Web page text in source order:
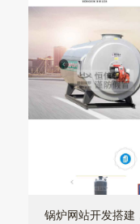
锅炉网站开发搭建